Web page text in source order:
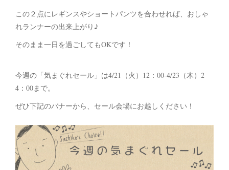
この２点にレギンスやショートパンツを合わせれば、おしゃ
れランナーの出来上がり♪
そのまま一日を過ごしてもOKです！
今週の「気まぐれセール」は4/21（火）12：00-4/23（木）2
4：00まで。
ぜひ下記のバナーから、セール会場にお越しください！